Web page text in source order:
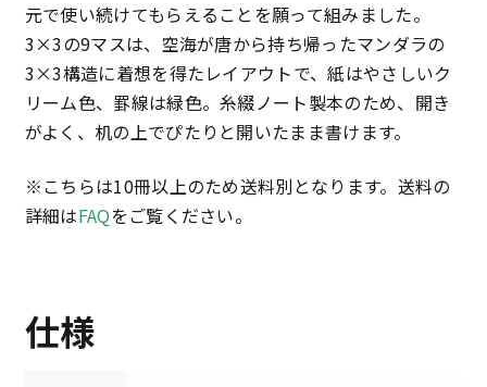
元で使い続けてもらえることを願って組みました。
3×3の9マスは、空海が唐から持ち帰ったマンダラの
3×3構造に着想を得たレイアウトで、紙はやさしいク
リーム色、罫線は緑色。糸綴ノート製本のため、開き
がよく、机の上でぴたりと開いたまま書けます。
※こちらは10冊以上のため送料別となります。送料の
詳細はFAQをご覧ください。
仕様